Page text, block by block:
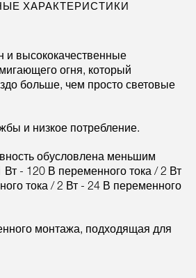
ХАРАКТЕРИСТИКИ
и высококачественные
огня, который
больше, чем просто световые
и низкое потребление.
обусловлена меньшим
Вт - 120 В переменного тока / 2 Вт
тока / 2 Вт - 24 В переменного
монтажа, подходящая для